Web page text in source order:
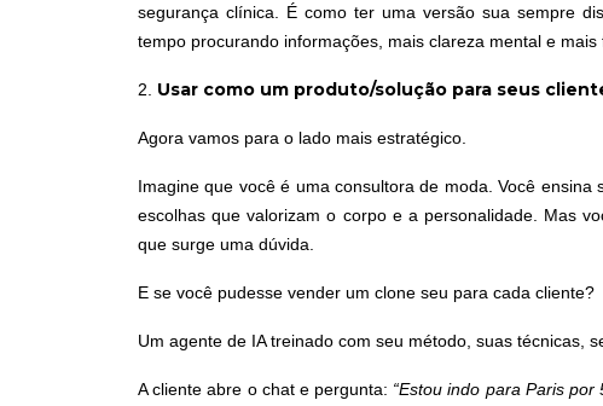
segurança clínica. É como ter uma versão sua sempre
tempo procurando informações, mais clareza mental e mais
2. Usar como um produto/solução para seus
Agora vamos para o lado mais estratégico
Imagine que você é uma consultora de moda. Você
escolhas que valorizam o corpo e a personalidade. Mas
que surge uma dúvida.
E se você pudesse vender um clone seu para cada cliente?
Um agente de IA treinado com seu método, suas técnicas,
A cliente abre o chat e pergunta: “Estou indo para Paris